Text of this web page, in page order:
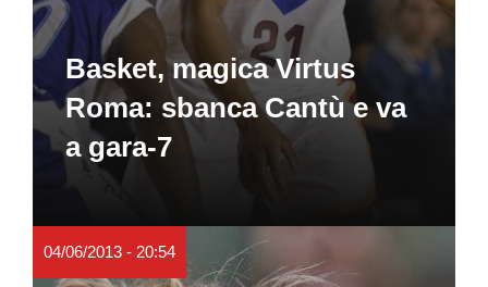
Basket, magica Virtus
Roma: sbanca Cantù e va
a gara-7
04/06/2013 - 20:54